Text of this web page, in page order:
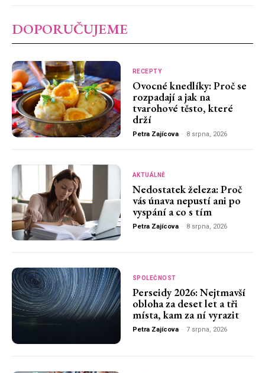
DOPORUČUJEME
RECEPTY
Ovocné knedlíky: Proč se
rozpadají a jak na
tvarohové těsto, které
drží
Petra Zajícova - 8 srpna, 2026
AKTUÁLNĚ
Nedostatek železa: Proč
vás únava nepustí ani po
vyspání a co s tím
Petra Zajícova - 8 srpna, 2026
SPOLEČNOST
Perseidy 2026: Nejtmavší
obloha za deset let a tři
místa, kam za ní vyrazit
Petra Zajícova - 7 srpna, 2026